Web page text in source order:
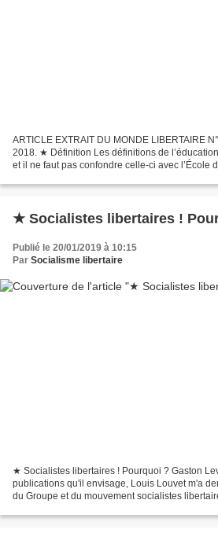
ARTICLE EXTRAIT DU MONDE LIBERTAIRE
2018. ★ Définition Les définitions de
et il ne faut pas confondre celle-ci avec l’École
★ Socialistes libertaires !
Publié le 20/01/2019 à 10:15
Par Socialisme libertaire
★ Socialistes libertaires ! Pourquoi ? Gaston
publications qu'il envisage, Louis Louvet m'a
du Groupe et du mouvement socialistes